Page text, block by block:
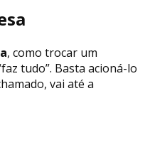
, como trocar um
tudo”. Basta acioná-lo
vai até a